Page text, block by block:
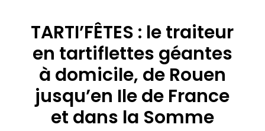
TARTI’FÊTES : le traiteur
en tartiflettes géantes
à domicile, de Rouen
jusqu’en Ile de France
et dans la Somme